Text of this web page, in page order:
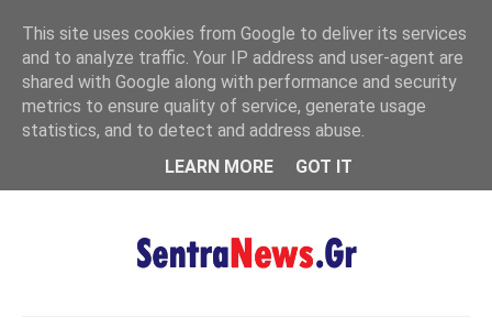
MENU
This site uses cookies from Google to deliver its services
and to analyze traffic. Your IP address and user-agent are
shared with Google along with performance and security
metrics to ensure quality of service, generate usage
statistics, and to detect and address abuse.
LEARN MORE
GOT IT